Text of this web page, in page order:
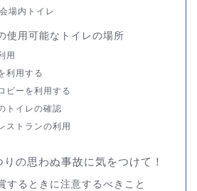
場内トイレ
使用可能なトイレの場所
用
利用する
ビーを利用する
トイレの確認
ストランの利用
の思わぬ事故に気をつけて！
するときに注意するべきこと